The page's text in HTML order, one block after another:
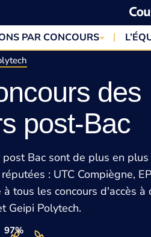
PAR CONCOURS
des
post-Bac
Bac sont de plus en
: UTC Compiègne,
tous les concours d'accès à
Geipi Polytech.
97%